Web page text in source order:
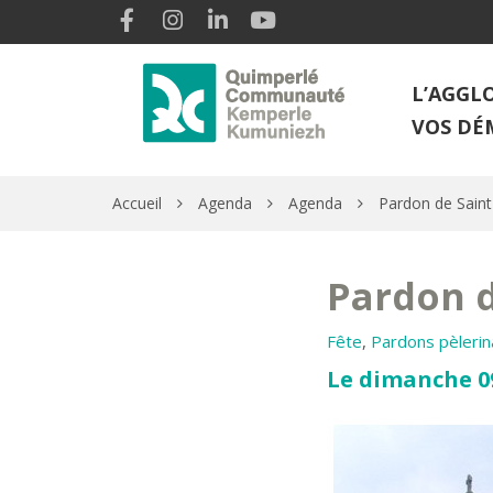
Gestion des traceurs Lien vers le compte Facebook
Lien vers le compte Instagram
Lien vers le compte Linkedin
VOS
Accueil Agenda Agenda Pardon de
Pardon
Fête, Pardons
Le dimanche